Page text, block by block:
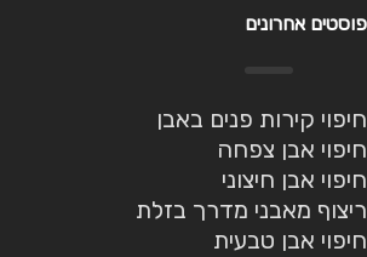
פוסטים אחרונים
חיפוי קירות פנים באבן
חיפוי אבן צפחה
חיפוי אבן חיצוני
ריצוף מאבני מדרך בזלת
חיפוי אבן טבעית